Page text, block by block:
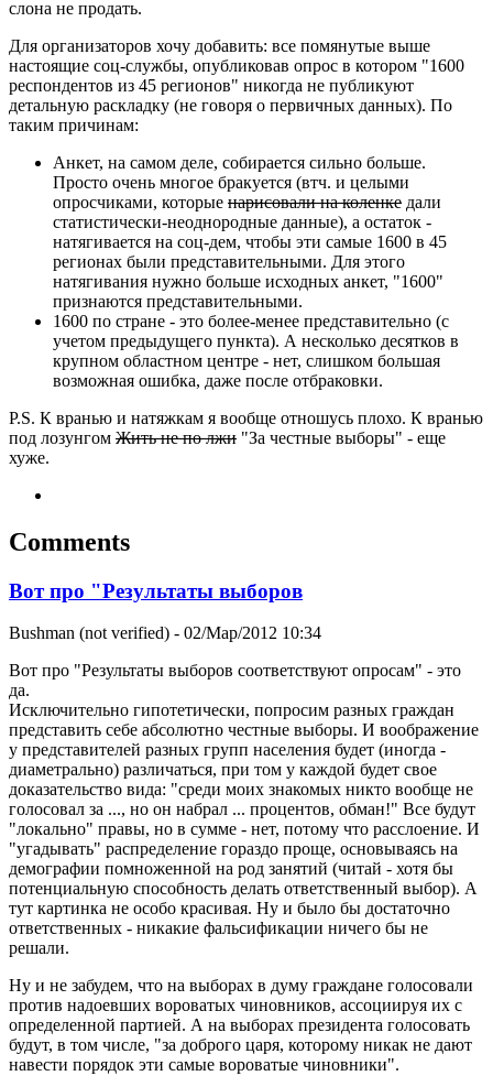
слона не продать.
Для организаторов хочу добавить: все помянутые выше
настоящие соц-службы, опубликовав опрос в котором "1600
респондентов из 45 регионов" никогда не публикуют
детальную раскладку (не говоря о первичных данных). По
таким причинам:
Анкет, на самом деле, собирается сильно больше.
Просто очень многое бракуется (втч. и целыми
опросчиками, которые нарисовали на коленке дали
статистически-неоднородные данные), а остаток -
натягивается на соц-дем, чтобы эти самые 1600 в 45
регионах были представительными. Для этого
натягивания нужно больше исходных анкет, "1600"
признаются представительными.
1600 по стране - это более-менее представительно (с
учетом предыдущего пункта). А несколько десятков в
крупном областном центре - нет, слишком большая
возможная ошибка, даже после отбраковки.
P.S. К вранью и натяжкам я вообще отношусь плохо. К вранью
под лозунгом Жить не по лжи "За честные выборы" - еще
хуже.
Comments
Вот про "Результаты выборов
Bushman (not verified) - 02/Мар/2012 10:34
Вот про "Результаты выборов соответствуют опросам" - это
да.
Исключительно гипотетически, попросим разных граждан
представить себе абсолютно честные выборы. И воображение
у представителей разных групп населения будет (иногда -
диаметрально) различаться, при том у каждой будет свое
доказательство вида: "среди моих знакомых никто вообще не
голосовал за ..., но он набрал ... процентов, обман!" Все будут
"локально" правы, но в сумме - нет, потому что расслоение. И
"угадывать" распределение гораздо проще, основываясь на
демографии помноженной на род занятий (читай - хотя бы
потенциальную способность делать ответственный выбор). А
тут картинка не особо красивая. Ну и было бы достаточно
ответственных - никакие фальсификации ничего бы не
решали.
Ну и не забудем, что на выборах в думу граждане голосовали
против надоевших вороватых чиновников, ассоциируя их с
определенной партией. А на выборах президента голосовать
будут, в том числе, "за доброго царя, которому никак не дают
навести порядок эти самые вороватые чиновники".